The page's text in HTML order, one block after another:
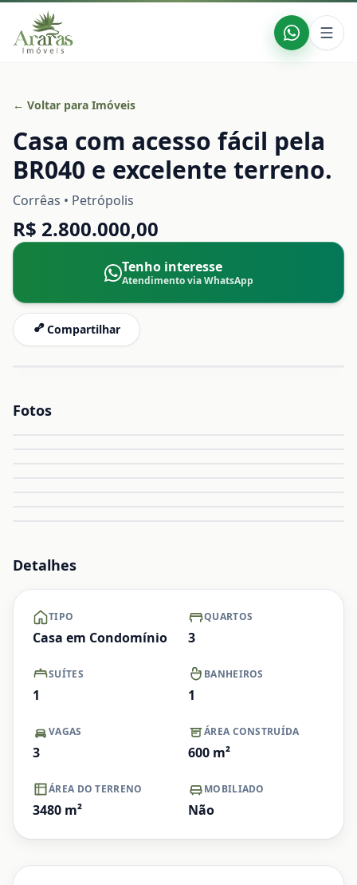
← Voltar para Imóveis
Casa com acesso fácil pela
BR040 e excelente terreno.
Corrêas • Petrópolis
R$ 2.800.000,00
Tenho interesse
Atendimento via WhatsApp
Compartilhar
Fotos
Detalhes
TIPO
Casa em Condomínio
QUARTOS
3
SUÍTES
1
BANHEIROS
1
VAGAS
3
ÁREA CONSTRUÍDA
600 m²
ÁREA DO TERRENO
3480 m²
MOBILIADO
Não